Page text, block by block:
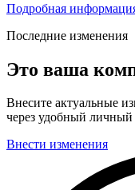
Подробная
Последние изменения
Это ваша
Внесите актуальные
через удобный
Внести изменения